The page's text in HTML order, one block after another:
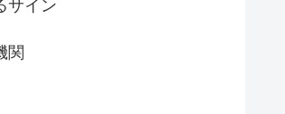
サイン
関